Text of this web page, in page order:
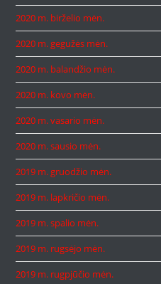
2020 m. birželio mėn.
2020 m. gegužės mėn.
2020 m. balandžio mėn.
2020 m. kovo mėn.
2020 m. vasario mėn.
2020 m. sausio mėn.
2019 m. gruodžio mėn.
2019 m. lapkričio mėn.
2019 m. spalio mėn.
2019 m. rugsėjo mėn.
2019 m. rugpjūčio mėn.